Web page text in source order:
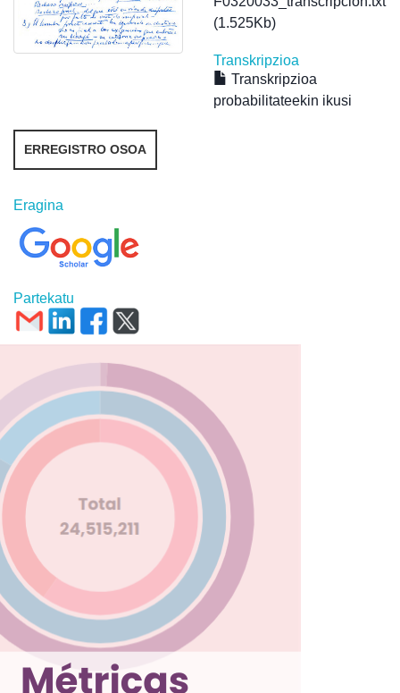
(1.525Kb)
Transkripzioa
Transkripzioa
probabilitateekin ikusi
ERREGISTRO OSOA
Eragina
Partekatu